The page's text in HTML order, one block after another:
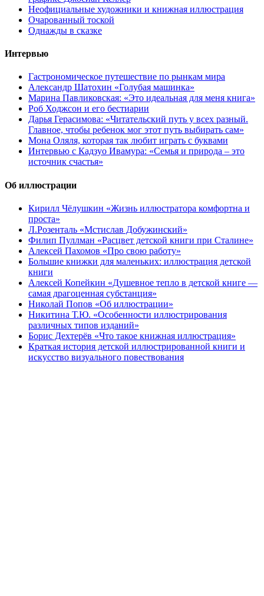
Неофициальные художники и книжная иллюстрация
Очарованный тоской
Однажды в сказке
Интервью
Гастрономическое путешествие по рынкам мира
Александр Шатохин «Голубая машинка»
Марина Павликовская: «Это идеальная для меня книга»
Роб Ходжсон и его бестиарии
Дарья Герасимова: «Читательский путь у всех разный.
Главное, чтобы ребенок мог этот путь выбирать сам»
Мона Оляля, которая так любит играть с буквами
Интервью с Кадзуо Ивамура: «Семья и природа – это
источник счастья»
Об иллюстрации
Кирилл Чёлушкин «Жизнь иллюстратора комфортна и
проста»
Л.Розенталь «Мстислав Добужинский»
Филип Пуллман «Расцвет детской книги при Сталине»
Алексей Пахомов «Про свою работу»
Большие книжки для маленьких: иллюстрация детской
книги
Алексей Копейкин «Душевное тепло в детской книге —
самая драгоценная субстанция»
Николай Попов «Об иллюстрации»
Никитина Т.Ю. «Особенности иллюстрирования
различных типов изданий»
Борис Дехтерёв «Что такое книжная иллюстрация»
Краткая история детской иллюстрированной книги и
искусство визуального повествования